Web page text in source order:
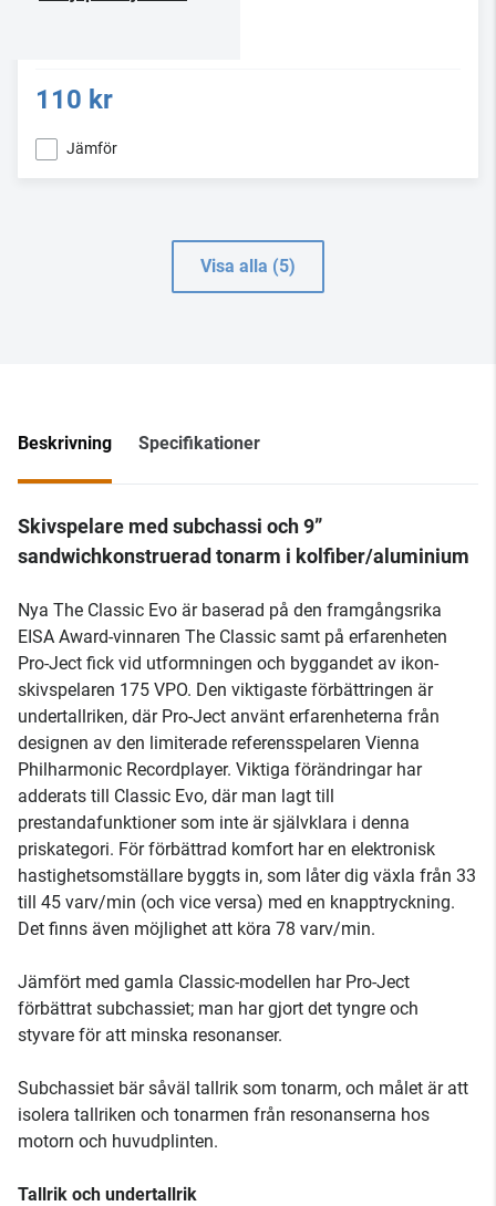
110 kr
Jämför
Visa alla (5)
Beskrivning Specifikationer
Skivspelare med subchassi och 9”
sandwichkonstruerad tonarm i kolfiber/aluminium
Nya The Classic Evo är baserad på den framgångsrika
EISA Award-vinnaren The Classic samt på erfarenheten
Pro-Ject fick vid utformningen och byggandet av ikon-
skivspelaren 175 VPO. Den viktigaste förbättringen är
undertallriken, där Pro-Ject använt erfarenheterna från
designen av den limiterade referensspelaren Vienna
Philharmonic Recordplayer. Viktiga förändringar har
adderats till Classic Evo, där man lagt till
prestandafunktioner som inte är självklara i denna
priskategori. För förbättrad komfort har en elektronisk
hastighetsomställare byggts in, som låter dig växla från 33
till 45 varv/min (och vice versa) med en knapptryckning.
Det finns även möjlighet att köra 78 varv/min.
Jämfört med gamla Classic-modellen har Pro-Ject
förbättrat subchassiet; man har gjort det tyngre och
styvare för att minska resonanser.
Subchassiet bär såväl tallrik som tonarm, och målet är att
isolera tallriken och tonarmen från resonanserna hos
motorn och huvudplinten.
Tallrik och undertallrik